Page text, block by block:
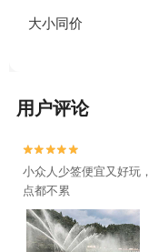
大小同价
用户评论


小众人少签便宜又好玩
点都不累